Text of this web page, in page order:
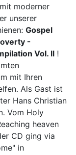
moderner
unserer
Gospel
-
Vol. II !
mit Ihren
Als Gast ist
Hans Christian
Vom Holy
heaven
CD ging via
in